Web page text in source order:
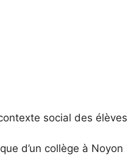
social des élèves
d’un collège à Noyon